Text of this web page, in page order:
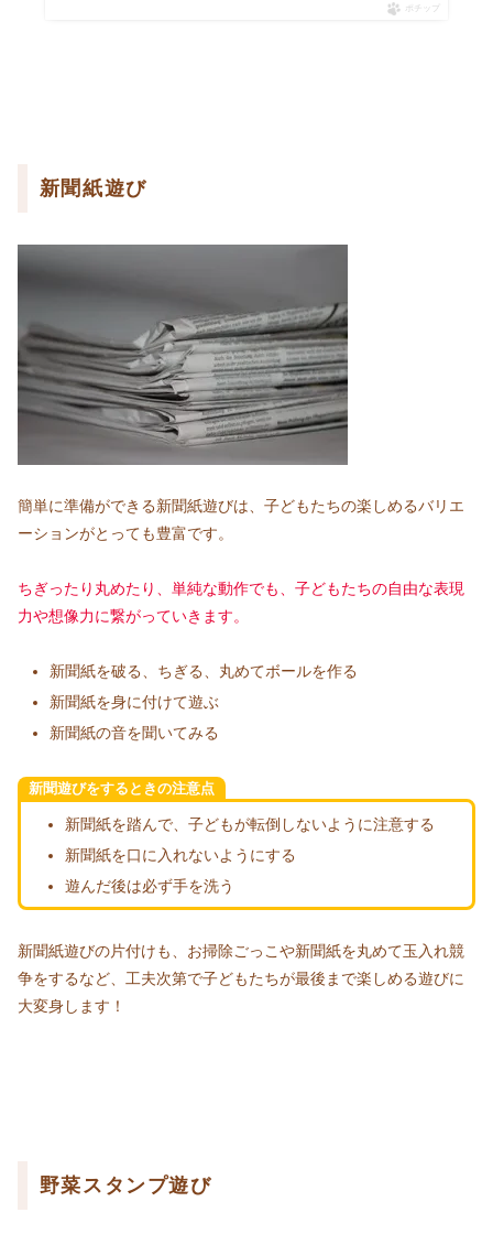
ポチップ
新聞紙遊び
簡単に準備ができる新聞紙遊びは、子どもたちの楽しめるバリエ
ーションがとっても豊富です。
ちぎったり丸めたり、単純な動作でも、子どもたちの自由な表現
力や想像力に繋がっていきます。
新聞紙を破る、ちぎる、丸めてボールを作る
新聞紙を身に付けて遊ぶ
新聞紙の音を聞いてみる
新聞遊びをするときの注意点
新聞紙を踏んで、子どもが転倒しないように注意する
新聞紙を口に入れないようにする
遊んだ後は必ず手を洗う
新聞紙遊びの片付けも、お掃除ごっこや新聞紙を丸めて玉入れ競
争をするなど、工夫次第で子どもたちが最後まで楽しめる遊びに
大変身します！
野菜スタンプ遊び